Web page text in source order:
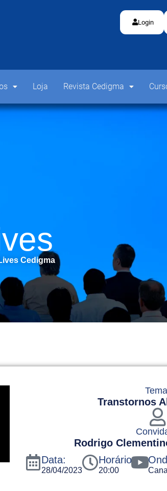
Login
Loja Revista Cedigma
Cedigma
Transtornos
Rodrigo
Data:
28/04/2023
Horário
20:00